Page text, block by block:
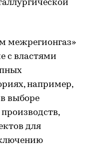
межрегионгаз»
с властями
например,
выборе
для